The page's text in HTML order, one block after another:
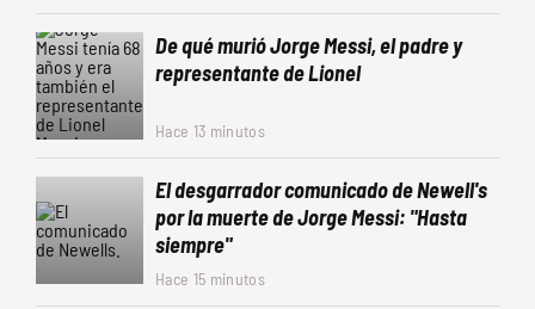
De qué murió Jorge Messi, el padre y
representante de Lionel
Hace 13 minutos
El desgarrador comunicado de Newell's
por la muerte de Jorge Messi: "Hasta
siempre"
Hace 15 minutos